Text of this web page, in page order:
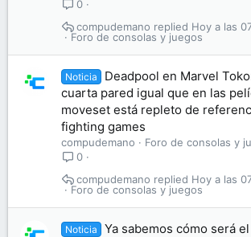
0
Foro de consolas y juegos
Hoy a las
compudemano
Noticia
Deadpool en Marvel
cuarta pared igual que en las
moveset está repleto de
fighting games
compudemano
Foro de consolas y
0
Foro de consolas y juegos
Hoy a las
compudemano
Noticia
Ya sabemos cómo será